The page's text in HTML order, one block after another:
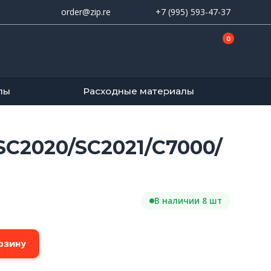
order@zip.re +7 (995) 593-47-37
0
Расходные материалы
SC2021/C7000/
В наличии 8 шт